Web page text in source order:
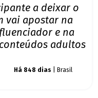
a deixar o
vai apostar na
e na
adultos
Há 848 dias | Brasil